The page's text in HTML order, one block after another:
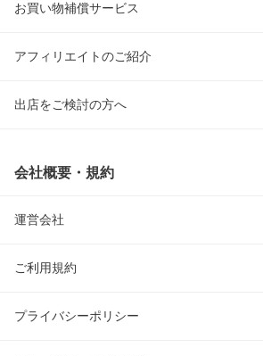
お買い物補償サービス
アフィリエイトのご紹介
出店をご検討の方へ
会社概要・規約
運営会社
ご利用規約
プライバシーポリシー